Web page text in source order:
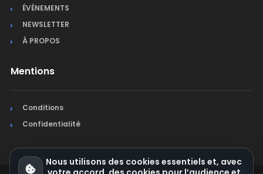
ÉVÉNEMENTS
NEWSLETTER
À PROPOS
Mentions
Conditions
Confidentialité
Nous utilisons des cookies essentiels et, avec